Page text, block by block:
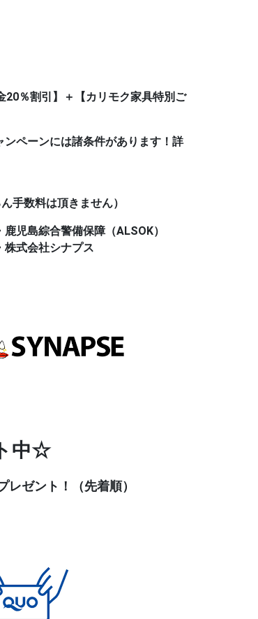
20％割引】＋【カリモク家具特別ご
ペーンには諸条件があります！詳
手数料は頂きません）
児島綜合警備保障（ALSOK）
式会社シナプス
中☆
ゼント！（先着順）